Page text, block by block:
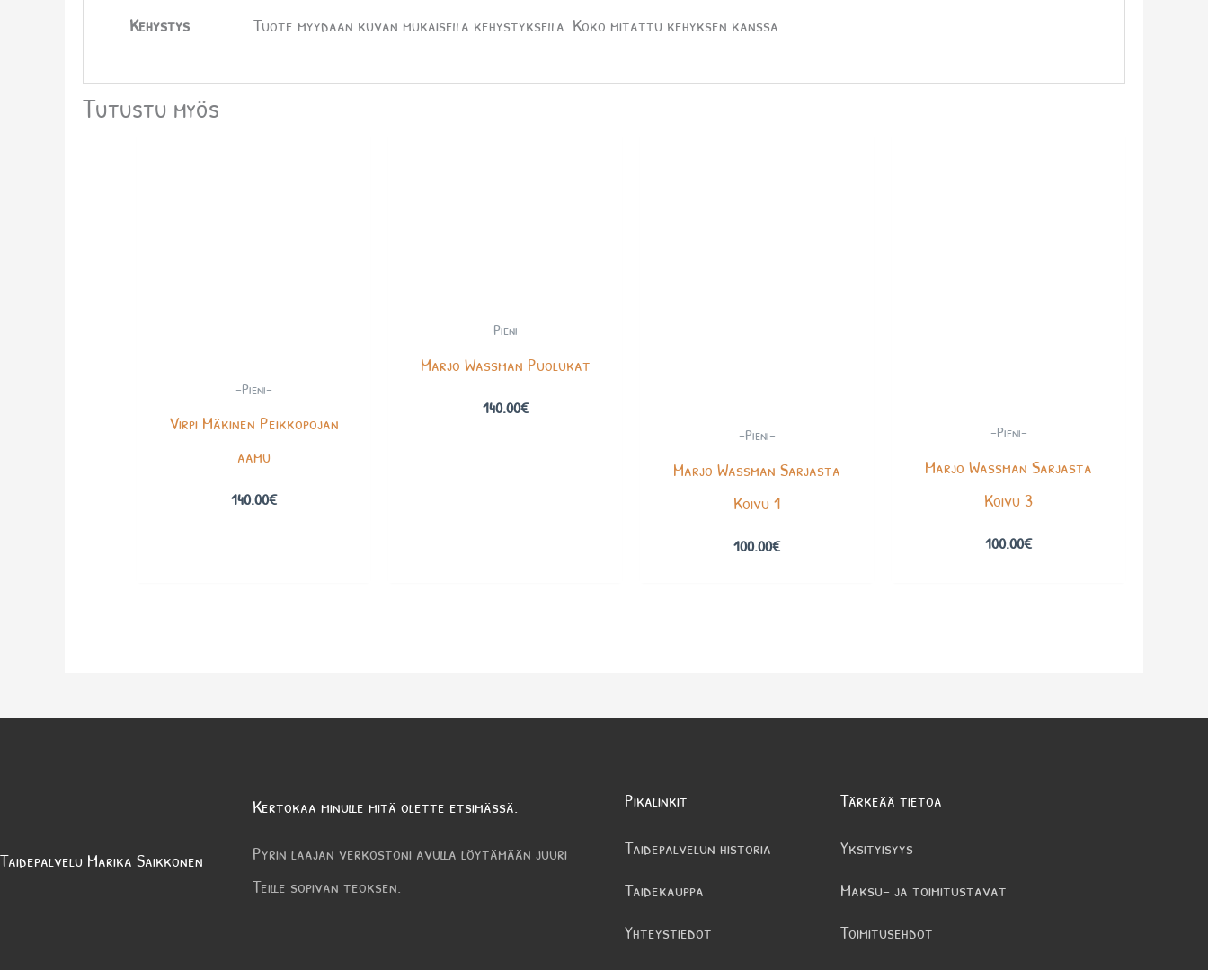
Kehystys Tuote myydään kuvan mukaisella kehystyksellä. Koko mitattu kehyksen kanssa.
Tutustu myös
-Pieni-
Virpi Mäkinen Peikkopojan
aamu
140.00€
-Pieni-
Marjo Wassman Puolukat
140.00€
-Pieni-
Marjo Wassman Sarjasta
Koivu 1
100.00€
-Pieni-
Marjo Wassman Sarjasta
Koivu 3
100.00€
Taidepalvelu Marika Saikkonen
Kertokaa minulle mitä olette etsimässä.
Pyrin laajan verkostoni avulla löytämään juuri
Teille sopivan teoksen.
Pikalinkit
Taidepalvelun historia
Taidekauppa
Yhteystiedot
Tärkeää tietoa
Yksityisyys
Maksu- ja toimitustavat
Toimitusehdot